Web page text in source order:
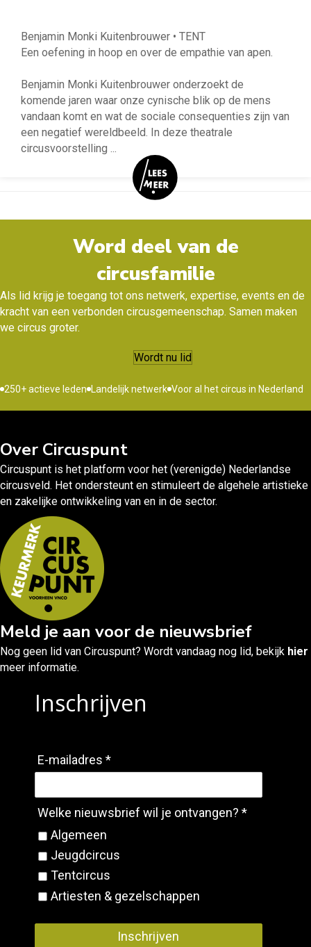
Benjamin Monki Kuitenbrouwer • TENT
Een oefening in hoop en over de empathie van apen.
Benjamin Monki Kuitenbrouwer onderzoekt de
komende jaren waar onze cynische blik op de mens
vandaan komt en wat de sociale consequenties zijn van
een negatief wereldbeeld. In deze theatrale
circusvoorstelling
Word deel van de
circusfamilie
Als lid krijg je toegang tot ons netwerk, expertise, events en de
kracht van een verbonden circusgemeenschap. Samen maken
we circus groter.
Wordt nu lid
250+ actieve leden Landelijk netwerk Voor al het circus in Nederland
Over Circuspunt
Circuspunt is het platform voor het (verenigde) Nederlandse
circusveld. Het ondersteunt en stimuleert de algehele artistieke
en zakelijke ontwikkeling van en in de sector.
Meld je aan voor de nieuwsbrief
Nog geen lid van Circuspunt? Wordt vandaag nog lid, bekijk hier
meer informatie.
Inschrijven
E-mailadres *
Welke nieuwsbrief wil je ontvangen? *
Algemeen
Jeugdcircus
Tentcircus
Artiesten & gezelschappen
Inschrijven